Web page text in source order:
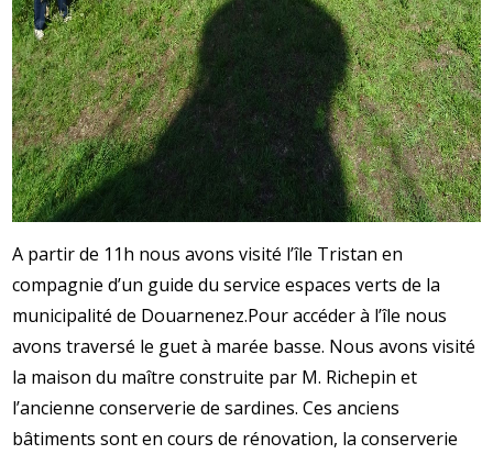
A partir de 11h nous avons visité l’île Tristan en
compagnie d’un guide du service espaces verts de la
municipalité de Douarnenez.Pour accéder à l’île nous
avons traversé le guet à marée basse. Nous avons visité
la maison du maître construite par M. Richepin et
l’ancienne conserverie de sardines. Ces anciens
bâtiments sont en cours de rénovation, la conserverie